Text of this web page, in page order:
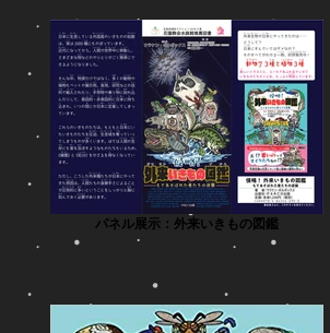
パネル展示：外来いきもの図鑑